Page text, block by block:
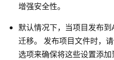
增强安全性。
默认情况下，当项目发布
迁移。 发布项目文件时，
选项来确保将这些设置添